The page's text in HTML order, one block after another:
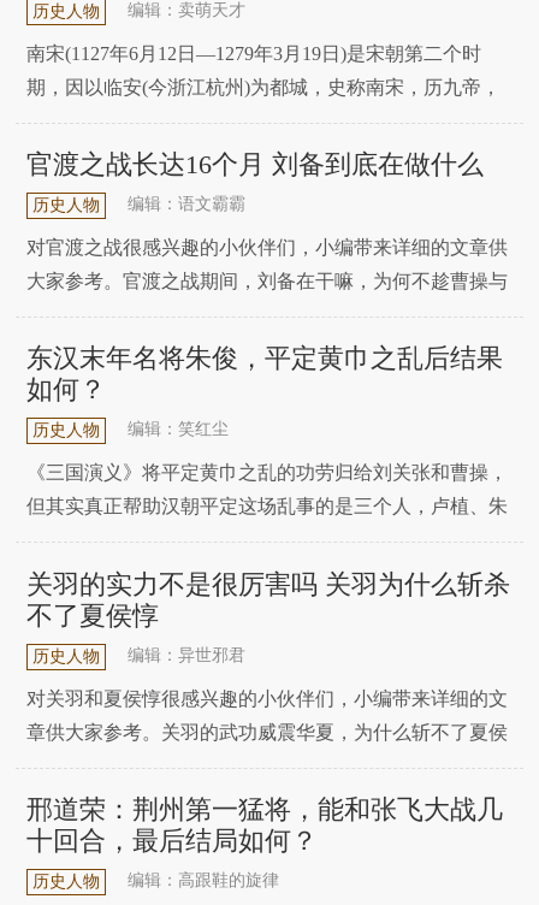
历史人物 编辑：卖萌天才
南宋(1127年6月12日—1279年3月19日)是宋朝第二个时
期，因以临安(今浙江杭州)为都城，史称南宋，历九帝，
享国152年。南宋虽然外患深重，统治者偏安一隅，但其
经济上外贸高度发达 ，重心完成了历史性南移，思想学术
和文化艺术高度发展，理学成型确立正统地位，并向海外
传播，形成了东亚“儒学文化圈”
官渡之战长达16个月 刘备到底在做什么
历史人物 编辑：语文霸霸
对官渡之战很感兴趣的小伙伴们，小编带来详细的文章供
大家参考。官渡之战期间，刘备在干嘛，为何不趁曹操与
袁绍交战抢占地盘呢?官渡之战严格算起来是从公元199年
六月开始，到公元200年十月结束，也就是16个月的时
间，一年多而已，在一段时间，刘备至少干了三件事。第
一件事就是夺取徐州。徐州最早是陶谦的，陶谦去
东汉末年名将朱俊，平定黄巾之乱后结果
如何？
历史人物 编辑：笑红尘
《三国演义》将平定黄巾之乱的功劳归给刘关张和曹操，
但其实真正帮助汉朝平定这场乱事的是三个人，卢植、朱
俊、皇甫嵩。朱俊在董卓乱政后，曾经有机会可以挟天子
以令诸侯，当董卓迁都长安后，他留下朱俊守洛阳，想让
朱俊替他挡联军。可是朱俊也不是傻瓜，董卓一走，他就
与关东诸侯互通消息，表达他也是反董的一员，可是因为
关羽的实力不是很厉害吗 关羽为什么斩杀
不了夏侯惇
历史人物 编辑：异世邪君
对关羽和夏侯惇很感兴趣的小伙伴们，小编带来详细的文
章供大家参考。关羽的武功威震华夏，为什么斩不了夏侯
惇?曹魏猛将夏侯惇曾经三次与威震华夏的关羽对阵，但
关羽三次都奈何他不得。夏侯惇第一次与关羽交锋是在下
邳之战中。曹操率兵征讨刘备，张飞出主意，趁着曹军远
道而来，前去劫营，刘备认为张飞的建议“甚合兵法”，
邢道荣：荆州第一猛将，能和张飞大战几
十回合，最后结局如何？
历史人物 编辑：高跟鞋的旋律